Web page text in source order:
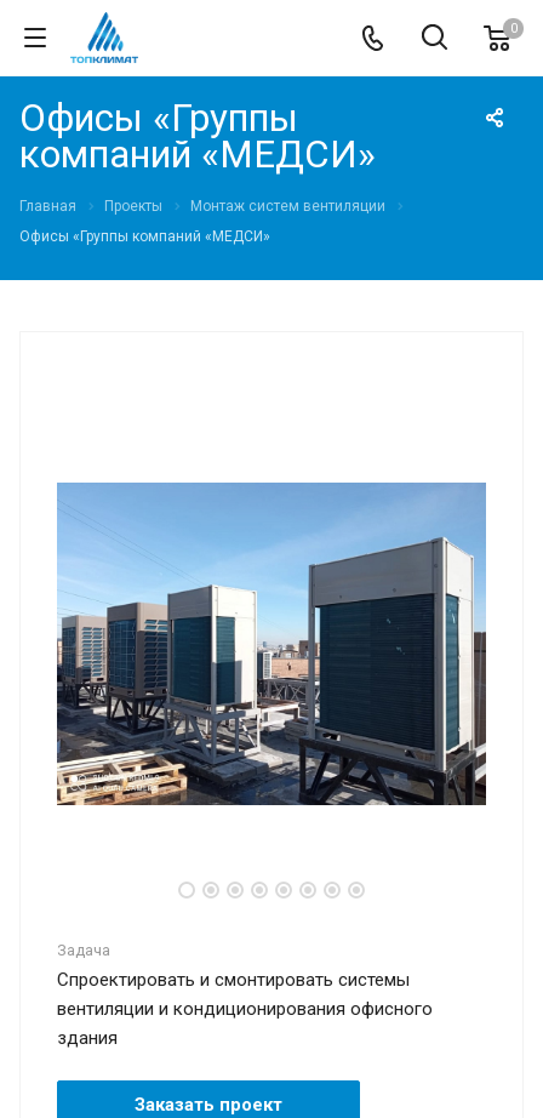
0
Офисы «Группы
компаний «МЕДСИ»
Главная Проекты
Монтаж систем вентиляции
Офисы «Группы компаний «МЕДСИ»
Задача
Cпроектировать и смонтировать системы
вентиляции и кондиционирования офисного
здания
Заказать проект